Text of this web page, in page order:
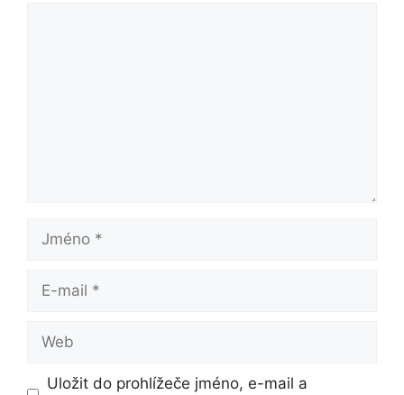
Jméno
mail
Uložit do prohlížeče jméno, e-mail a